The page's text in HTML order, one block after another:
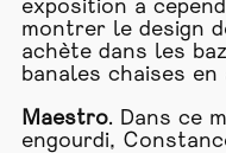
exposition a
montrer le design
achète dans les
banales chaises en
Maestro. Dans ce
engourdi,